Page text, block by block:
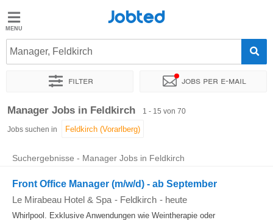
Jobted
Jobs
Jobted
Manager, Feldkirch
Filter Jobs per e-mail
Sortieren nach Genauer Standort Unternehmen
Manager Jobs in Feldkirch 1 - 15 von 70
Jobs suchen in
Suchergebnisse - Manager Jobs in Feldkirch
Front Office Manager (m/w/d) - ab September
Le Mirabeau Hotel & Spa - Feldkirch - heute
Whirlpool. Exklusive Anwendungen wie Weintherapie oder